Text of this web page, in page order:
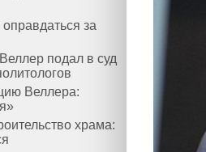
за
подал в суд
Веллера:
храма: